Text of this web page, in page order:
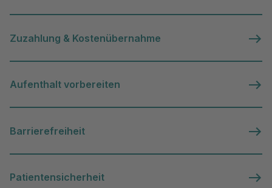
Zuzahlung & Kostenübernahme
Aufenthalt vorbereiten
Barrierefreiheit
Patientensicherheit